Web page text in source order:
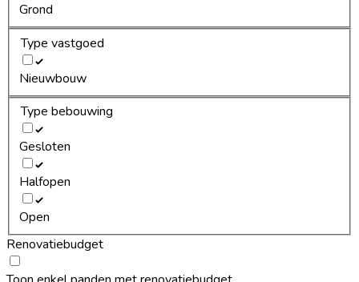
Grond
Type vastgoed
Nieuwbouw
Type bebouwing
Gesloten
Halfopen
Open
Renovatiebudget